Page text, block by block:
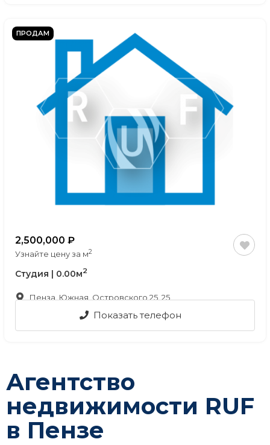
ПРОДАМ
2,500,000
Узнайте цену за м2
Студия | 0.00м2
Пенза, Южная, Островского,25, 25
Показать телефон
Агентство
недвижимости RUF
в Пензе